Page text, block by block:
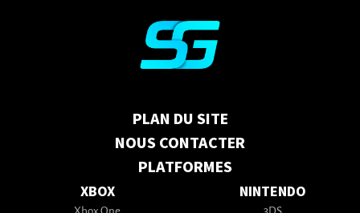
PLAN DU SITE
NOUS CONTACTER
PLATFORMES
XBOX NINTENDO